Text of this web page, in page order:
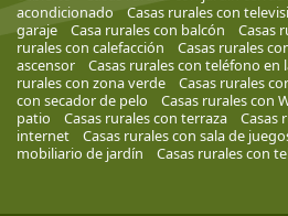
acondicionado
Casas rurales con
garaje
Casa rurales con balcón Casas
rurales con calefacción
Casas rurales
ascensor
Casas rurales con teléfono en
rurales con zona verde
Casas rurales
con secador de pelo
Casas rurales con
patio
Casas rurales con terraza
Casas
internet
Casas rurales con sala de
mobiliario de jardín
Casas rurales con